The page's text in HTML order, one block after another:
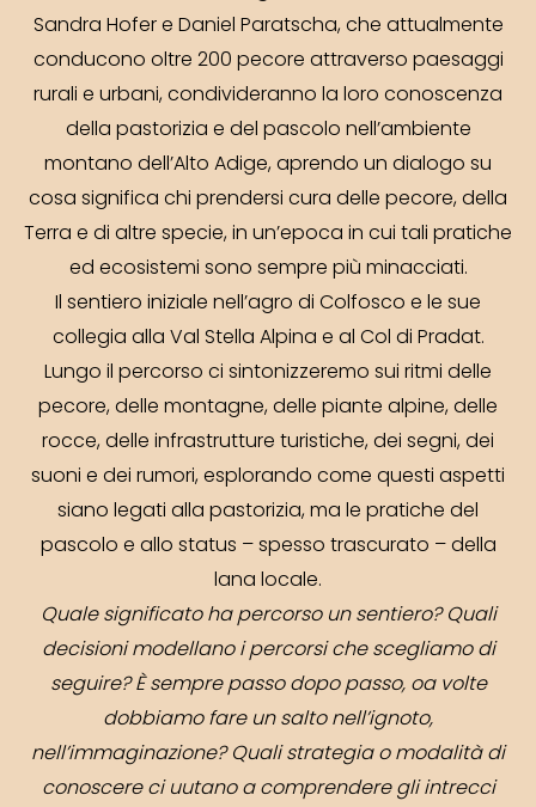
Sandra Hofer e Daniel Paratscha, che attualmente
conducono oltre 200 pecore attraverso paesaggi
rurali e urbani, condivideranno la loro conoscenza
della pastorizia e del pascolo nell’ambiente
montano dell’Alto Adige, aprendo un dialogo su
cosa significa chi prendersi cura delle pecore, della
Terra e di altre specie, in un’epoca in cui tali pratiche
ed ecosistemi sono sempre più minacciati.
Il sentiero iniziale nell’agro di Colfosco e le sue
collegia alla Val Stella Alpina e al Col di Pradat.
Lungo il percorso ci sintonizzeremo sui ritmi delle
pecore, delle montagne, delle piante alpine, delle
rocce, delle infrastrutture turistiche, dei segni, dei
suoni e dei rumori, esplorando come questi aspetti
siano legati alla pastorizia, ma le pratiche del
pascolo e allo status – spesso trascurato – della
lana locale.
Quale significato ha percorso un sentiero? Quali
decisioni modellano i percorsi che scegliamo di
seguire? È sempre passo dopo passo, oa volte
dobbiamo fare un salto nell’ignoto,
nell’immaginazione? Quali strategia o modalità di
conoscere ci uutano a comprendere gli intrecci